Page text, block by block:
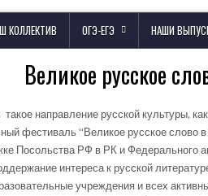
КОЛЛЕКТИВ ОГЭ-ЕГЭ НАШИ
Великое русское
направление русской культуры,
фестиваль “Великое русское слово
Посольства РФ в РК и Федерального
интереса к русской
учреждения и всех